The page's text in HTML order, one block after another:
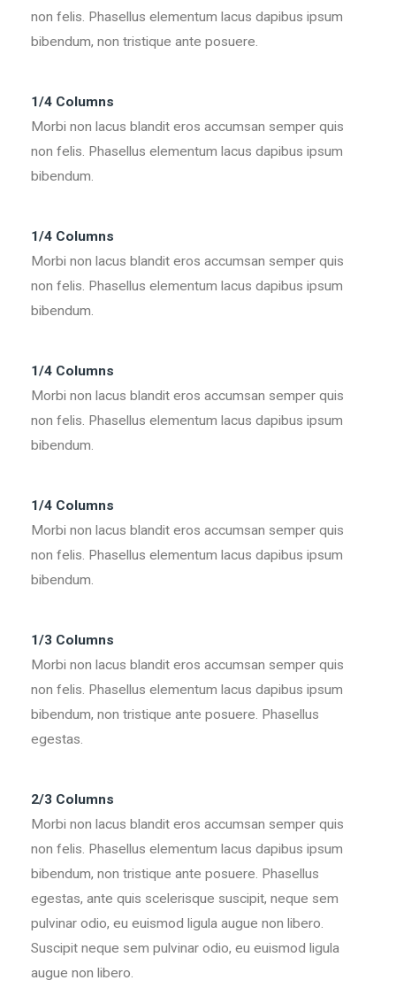
non felis. Phasellus elementum lacus dapibus ipsum
bibendum, non tristique ante posuere.
1/4 Columns
Morbi non lacus blandit eros accumsan semper quis
non felis. Phasellus elementum lacus dapibus ipsum
bibendum.
1/4 Columns
Morbi non lacus blandit eros accumsan semper quis
non felis. Phasellus elementum lacus dapibus ipsum
bibendum.
1/4 Columns
Morbi non lacus blandit eros accumsan semper quis
non felis. Phasellus elementum lacus dapibus ipsum
bibendum.
1/4 Columns
Morbi non lacus blandit eros accumsan semper quis
non felis. Phasellus elementum lacus dapibus ipsum
bibendum.
1/3 Columns
Morbi non lacus blandit eros accumsan semper quis
non felis. Phasellus elementum lacus dapibus ipsum
bibendum, non tristique ante posuere. Phasellus
egestas.
2/3 Columns
Morbi non lacus blandit eros accumsan semper quis
non felis. Phasellus elementum lacus dapibus ipsum
bibendum, non tristique ante posuere. Phasellus
egestas, ante quis scelerisque suscipit, neque sem
pulvinar odio, eu euismod ligula augue non libero.
Suscipit neque sem pulvinar odio, eu euismod ligula
augue non libero.